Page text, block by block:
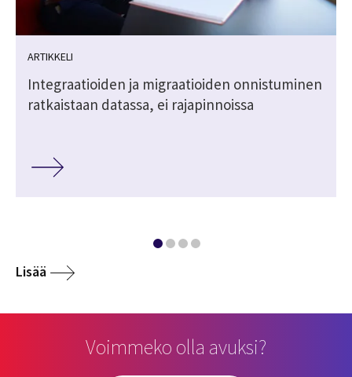
ARTIKKELI
Integraatioiden ja migraatioiden onnistuminen
ratkaistaan datassa, ei rajapinnoissa
Lisää
Voimmeko olla avuksi?